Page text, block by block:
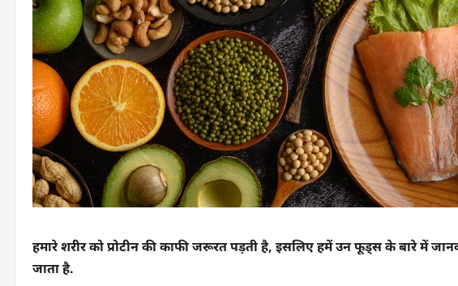
हमारे शरीर को प्रोटीन की काफी जरूरत पड़ती है, इसलिए हमें उन फूड्स के बारे में
जाता है.